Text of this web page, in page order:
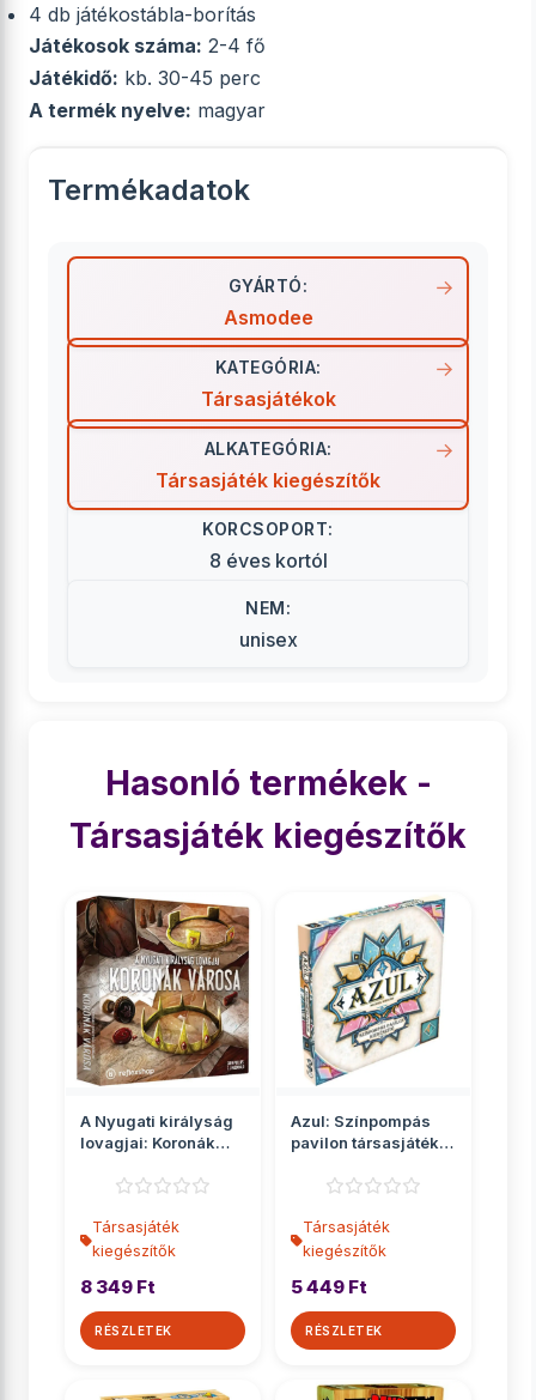
4 db játékostábla-borítás
Játékosok száma: 2-4 fő
Játékidő: kb. 30-45 perc
A termék nyelve: magyar
Termékadatok
GYÁRTÓ:
Asmodee
KATEGÓRIA:
Társasjátékok
ALKATEGÓRIA:
Társasjáték kiegészítők
KORCSOPORT:
8 éves kortól
NEM:
unisex
Hasonló termékek -
Társasjáték kiegészítők
A Nyugati királyság
lovagjai: Koronák
Társasjáték
kiegészítők
8 349 Ft
RÉSZLETEK
Azul: Színpompás
pavilon társasjáték
Társasjáték
kiegészítők
5 449 Ft
RÉSZLETEK